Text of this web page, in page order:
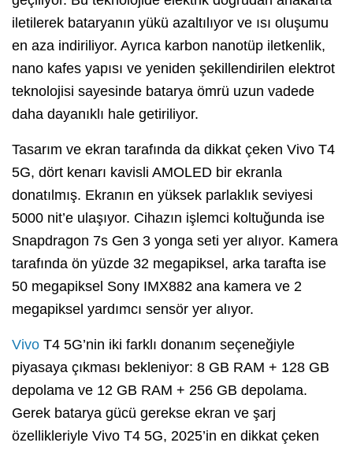
iletilerek bataryanın yükü azaltılıyor ve ısı oluşumu
en aza indiriliyor. Ayrıca karbon nanotüp iletkenlik,
nano kafes yapısı ve yeniden şekillendirilen elektrot
teknolojisi sayesinde batarya ömrü uzun vadede
daha dayanıklı hale getiriliyor.
Tasarım ve ekran tarafında da dikkat çeken Vivo T4
5G, dört kenarı kavisli AMOLED bir ekranla
donatılmış. Ekranın en yüksek parlaklık seviyesi
5000 nit’e ulaşıyor. Cihazın işlemci koltuğunda ise
Snapdragon 7s Gen 3 yonga seti yer alıyor. Kamera
tarafında ön yüzde 32 megapiksel, arka tarafta ise
50 megapiksel Sony IMX882 ana kamera ve 2
megapiksel yardımcı sensör yer alıyor.
Vivo T4 5G’nin iki farklı donanım seçeneğiyle
piyasaya çıkması bekleniyor: 8 GB RAM + 128 GB
depolama ve 12 GB RAM + 256 GB depolama.
Gerek batarya gücü gerekse ekran ve şarj
özellikleriyle Vivo T4 5G, 2025’in en dikkat çeken